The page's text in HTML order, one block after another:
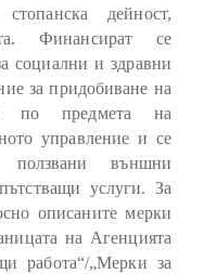
дейност,
Финансират се
социални и здравни
за придобиване на
по предмета на
управление и се
ползвани външни
услуги. За
описаните мерки
на Агенцията
работа“/„Мерки за